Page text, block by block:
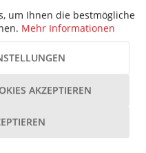
um Ihnen die bestmögliche
Mehr Informationen
AKZEPTIEREN